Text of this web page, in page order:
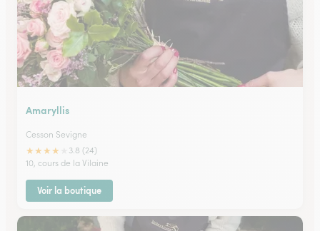
Amaryllis
Cesson Sevigne
★★★★
3.8 (24)
10, cours de la Vilaine
Voir la boutique